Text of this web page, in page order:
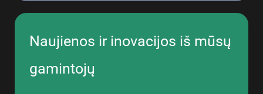
Naujienos ir inovacijos iš mūsų
gamintojų